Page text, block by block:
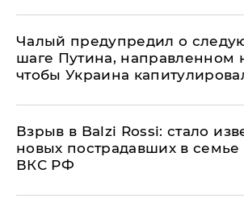
Чалый предупредил о
шаге Путина, направленном
чтобы Украина
Взрыв в Balzi Rossi: стало
новых пострадавших в семье
ВКС РФ